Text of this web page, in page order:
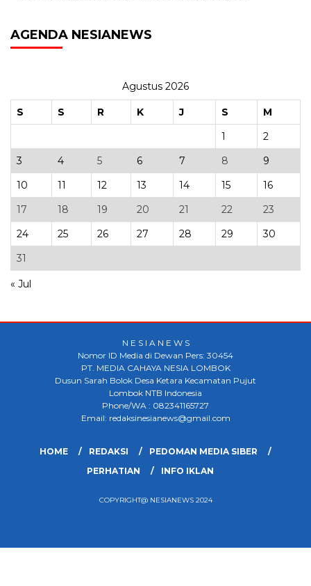
AGENDA NESIANEWS
Agustus 2026
S S R K J S
M
1
2
3
4 5 6 7 8
9
10
11 12 13 14 15
16
17
18 19 20 21 22
23
24
25 26 27 28 29
30
31
« Jul
N E S I A N E W S
Nomor ID Media di Dewan Pers: 30454
PT. MEDIA CAHAYA NESIA LOMBOK
Dusun Sarah Bolok Desa Ketara Kecamatan Pujut
Lombok NTB Indonesia
Phone/WA : 082341165727
Email: redaksinesianews@gmail.com
HOME REDAKSI
PEDOMAN MEDIA SIBER
PERHATIAN
INFO IKLAN
COPYRIGHT@ NESIANEWS 2024